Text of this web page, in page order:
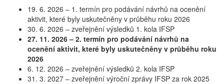
19. 6. 2026 – 1. termín pro podávání návrhů na ocenění
aktivit, které byly uskutečněny v průběhu roku 2026
30. 6. 2026 – zveřejnění výsledků 1. kola IFSP
27. 11. 2026 – 2. termín pro podávání návrhů na
ocenění aktivit, které byly uskutečněny v průběhu roku
2026
6. 12. 2026 – zveřejnění výsledků 2. kola IFSP
31. 3. 2027 – zveřejnění výroční zprávy IFSP za rok 2025